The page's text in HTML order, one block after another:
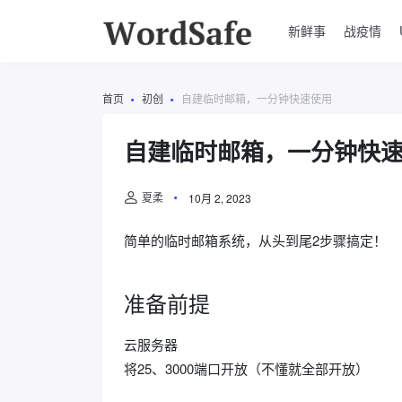
新鲜事 战疫情
首页 初创 自建临时邮箱，一分钟快速使用
自建临时邮箱，一分钟快
夏柔 10月 2, 2023
简单的临时邮箱系统，从头到尾2步骤搞定！
准备前提
云服务器
将25、3000端口开放（不懂就全部开放）